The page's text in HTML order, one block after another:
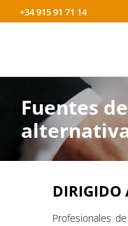
+34 915 91 71 14
Fuentes
DIRIGIDO
Profesionales